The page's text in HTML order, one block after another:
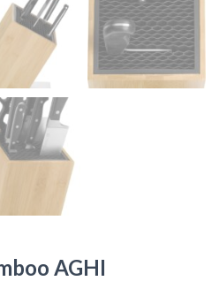
AGHI